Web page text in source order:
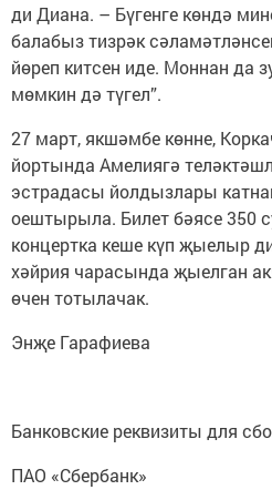
ди Диана. – Бүгенге көндә
балабыз тизрәк
йөреп китсен иде. Моннан да
мөмкин дә түгел”.
27 март, якшәмбе көнне,
йортында Амелиягә
эстрадасы йолдызлары
оештырыла. Билет бәясе 350
концертка кеше күп җыелыр
хәйрия чарасында җыелган
өчен тотылачак.
Энҗе Гарафиева
Банковские реквизиты для
ПАО «Сбербанк»